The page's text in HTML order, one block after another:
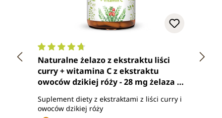
Średnia ocena 4.7 z 5 gwiazdek
Naturalne żelazo z ekstraktu liści
curry + witamina C z ekstraktu
owoców dzikiej róży - 28 mg żelaza +
dawce (2 kapsułki) - 180 kapsułek - od
Unimedica
Suplement diety z ekstraktami z liści curry i
owoców dzikiej róży